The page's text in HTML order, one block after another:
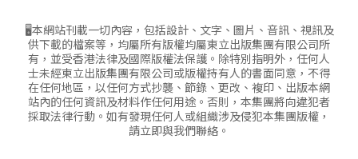
🖥本網站刊載一切內容，包括設計、文字、圖片、音訊、視訊及
供下載的檔案等，均屬所有版權均屬東立出版集團有限公司所
有，並受香港法律及國際版權法保護。除特別指明外，任何人
士未經東立出版集團有限公司或版權持有人的書面同意，不得
在任何地區，以任何方式抄襲、節錄、更改、複印、出版本網
站內的任何資訊及材料作任何用途。否則，本集團將向違犯者
採取法律行動。如有發現任何人或組織涉及侵犯本集團版權，
請立即與我們聯絡。